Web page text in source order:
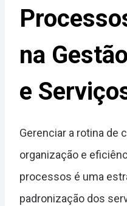
na
e
Gerenciar a rotina de
organização e
processos é uma
padronização dos